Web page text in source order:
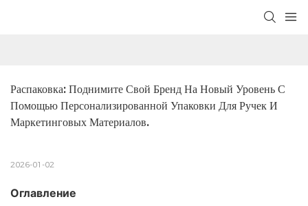
Распаковка: Поднимите Свой Бренд На Новый Уровень С
Помощью Персонализированной Упаковки Для Ручек И
Маркетинговых Материалов.
2026-01-02
Оглавление